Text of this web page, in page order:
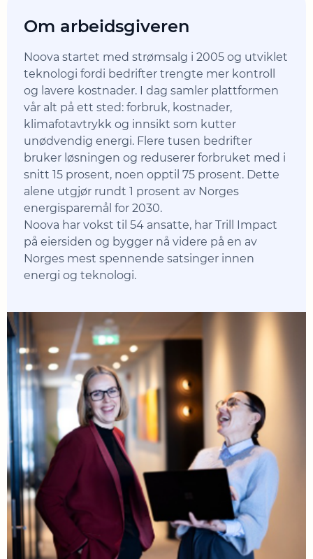
Om arbeidsgiveren
Noova startet med strømsalg i 2005 og utviklet
teknologi fordi bedrifter trengte mer kontroll
og lavere kostnader. I dag samler plattformen
vår alt på ett sted: forbruk, kostnader,
klimafotavtrykk og innsikt som kutter
unødvendig energi. Flere tusen bedrifter
bruker løsningen og reduserer forbruket med i
snitt 15 prosent, noen opptil 75 prosent. Dette
alene utgjør rundt 1 prosent av Norges
energisparemål for 2030.
Noova har vokst til 54 ansatte, har Trill Impact
på eiersiden og bygger nå videre på en av
Norges mest spennende satsinger innen
energi og teknologi.